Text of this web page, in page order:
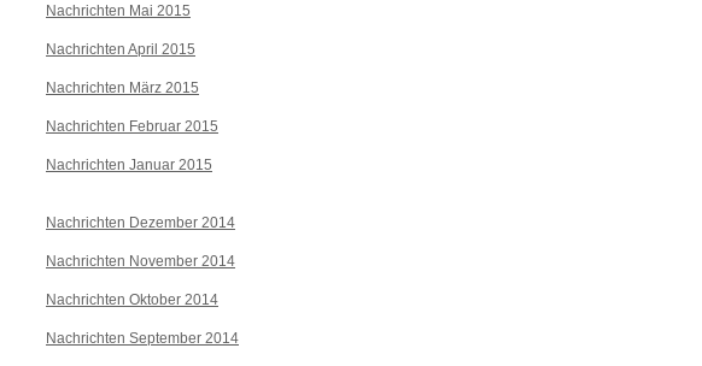
Nachrichten Mai 2015
Nachrichten April 2015
Nachrichten März 2015
Nachrichten Februar 2015
Nachrichten Januar 2015
Nachrichten Dezember 2014
Nachrichten November 2014
Nachrichten Oktober 2014
Nachrichten September 2014